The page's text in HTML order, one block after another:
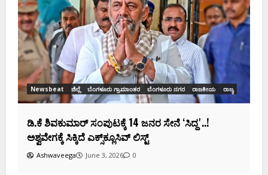
Newsbeat ಜಿಲ್ಲೆ ಬೆಂಗಳೂರು ಗ್ರಾಮಾಂತರ ಬೆಂಗಳೂರು ನಗರ ರಾಜಕೀಯ ರಾಜ್ಯ
ಡಿ.ಕೆ ಶಿವಕುಮಾರ್‌ ಸಂಪುಟಕ್ಕೆ 14 ಜನರ ಸೇನೆ ʻಸಿದ್ದʼ..!
ಅಶ್ವವೇಗಕ್ಕೆ ಸಿಕ್ಕಿದೆ ಎಕ್ಸ್‌ಕ್ಲೂಸಿವ್‌ ಲಿಸ್ಟ್‌
Ashwaveega June 3, 2026 0
ಡಿಕೆಶಿ